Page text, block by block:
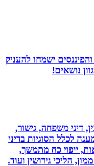
ישמחו להעניק
משפחה, גישור,
הסוגיות בדיני
כח מתמשך,
גירושין ועוד.